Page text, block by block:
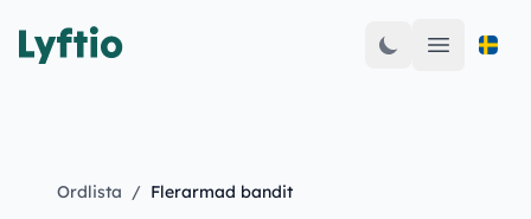
Open
Ordlista / Flerarmad bandit